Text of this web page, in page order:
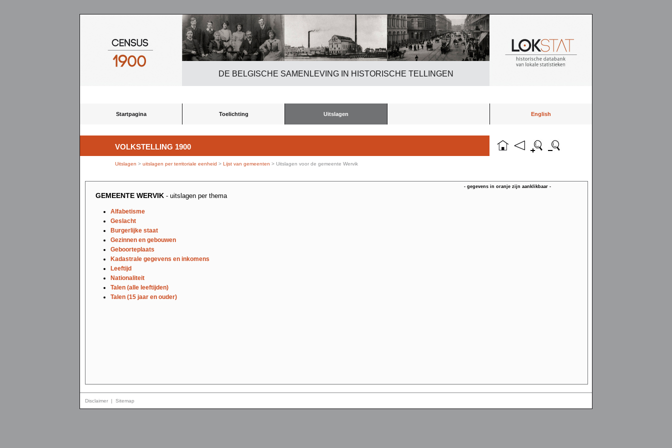
DE BELGISCHE SAMENLEVING IN HISTORISCHE TELLINGEN
Startpagina Toelichting Uitslagen English
VOLKSTELLING 1900
Uitslagen > uitslagen per territoriale eenheid > Lijst van gemeenten > Uitslagen voor de gemeente Wervik
- gegevens in oranje zijn aanklikbaar -
GEMEENTE WERVIK - uitslagen per thema
Alfabetisme
Geslacht
Burgerlijke staat
Gezinnen en gebouwen
Geboorteplaats
Kadastrale gegevens en inkomens
Leeftijd
Nationaliteit
Talen (alle leeftijden)
Talen (15 jaar en ouder)
Disclaimer | Sitemap